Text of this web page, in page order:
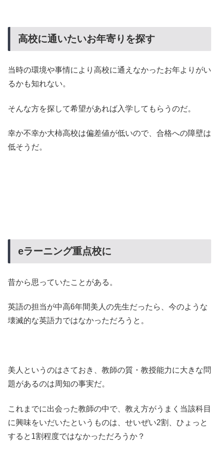
高校に通いたいお年寄りを探す
当時の環境や事情により高校に通えなかったお年よりがい
るかも知れない。
そんな方を探して希望があれば入学してもらうのだ。
幸か不幸か大柿高校は偏差値が低いので、合格への障壁は
低そうだ。
eラーニング重点校に
昔から思っていたことがある。
英語の担当が中高6年間美人の先生だったら、今のような
壊滅的な英語力ではなかっただろうと。
美人というのはさておき、教師の質・教授能力に大きな問
題があるのは周知の事実だ。
これまでに出会った教師の中で、教え方がうまく当該科目
に興味をいだいたというものは、せいぜい2割、ひょっと
すると1割程度ではなかっただろうか？